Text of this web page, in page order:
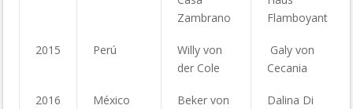
Zambrano
Flamboyant
2015 Perú
Willy von
der Cole
Galy von
Cecania
2016 México
Beker von
Dalina Di